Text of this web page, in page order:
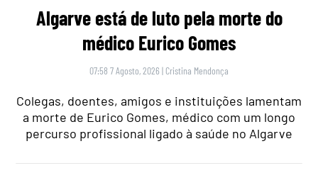
Algarve está de luto pela morte do
médico Eurico Gomes
07:58 7 Agosto, 2026 | Cristina Mendonça
Colegas, doentes, amigos e instituições lamentam
a morte de Eurico Gomes, médico com um longo
percurso profissional ligado à saúde no Algarve